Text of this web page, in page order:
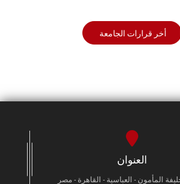
أخر قرارات الجامعة
العنوان
المأمون - العباسية - القاهرة - مصر